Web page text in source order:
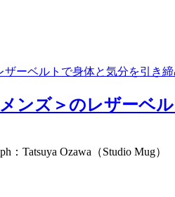
ーベルトで身体と気分を引き
ンズ＞のレザーベ
Tatsuya Ozawa（Studio Mug）